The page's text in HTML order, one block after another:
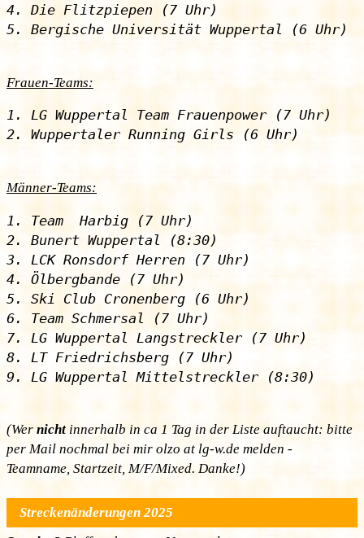
4. Die Flitzpiepen (7 Uhr)
Frauen-Teams:
1. LG Wuppertal Team Frauenpower (7 Uhr)
Männer-Teams:
1. Team  Harbig (7 Uhr)
2. Bunert Wuppertal (8:30)
3. LCK Ronsdorf Herren (7 Uhr)
4. Ölbergbande (7 Uhr)
5. Ski Club Cronenberg (6 Uhr)
6. Team Schmersal (7 Uhr)
7. LG Wuppertal Langstreckler (7 Uhr)
8. LT Friedrichsberg (7 Uhr)
(Wer nichtinnerhalb in ca 1 Tag in der Liste auftaucht: bitte
per Mail nochmal bei mir olzo at lg-w.de melden -
Teamname, Startzeit, M/F/Mixed. Danke!)
Streckenänderungen 2025